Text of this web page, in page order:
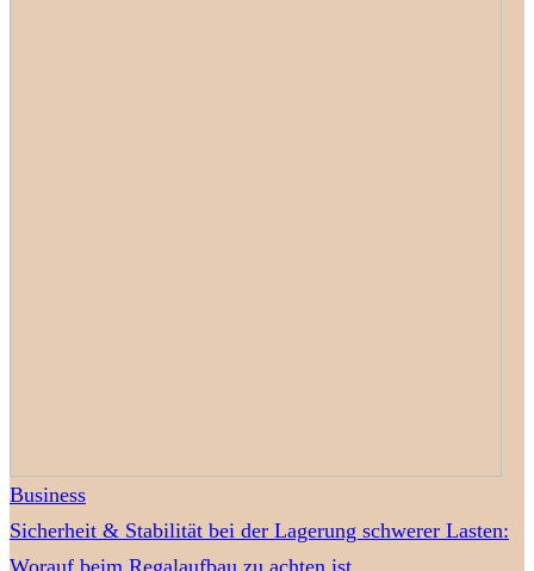
Business
Sicherheit & Stabilität bei der Lagerung schwerer Lasten:
Worauf beim Regalaufbau zu achten ist